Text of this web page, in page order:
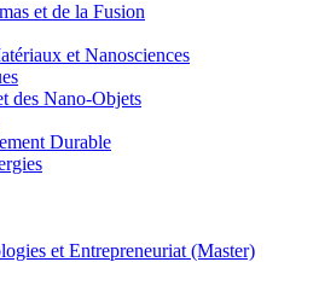
et de la Fusion
et Nanosciences
des Nano-Objets
Durable
et Entrepreneuriat (Master)